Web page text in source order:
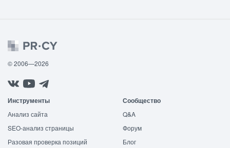
© 2006—2026
Инструменты
Анализ сайта
SEO-анализ страницы
Разовая проверка позиций
Сообщество
Q&A
Форум
Блог